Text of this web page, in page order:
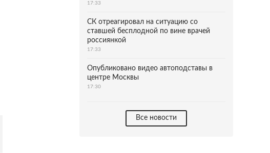
17:33
СК отреагировал на ситуацию со
ставшей бесплодной по вине врачей
россиянкой
17:33
Опубликовано видео автоподставы в
центре Москвы
17:30
Все новости